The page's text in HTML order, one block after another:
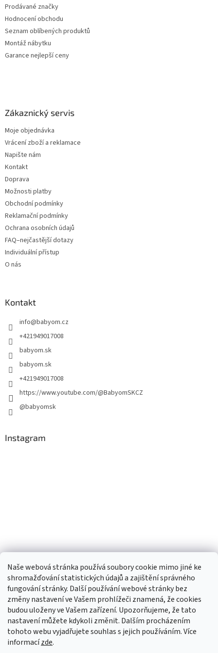
Naše webová stránka používá soubory cookie mimo jiné ke
shromažďování statistických údajů a zajištění správného
fungování stránky. Další používání webové stránky bez
změny nastavení ve Vašem prohlížeči znamená, že cookies
budou uloženy ve Vašem zařízení. Upozorňujeme, že tato
nastavení můžete kdykoli změnit. Dalším procházením
tohoto webu vyjadřujete souhlas s jejich používáním. Více
informacízde.
Prodávané značky
Hodnocení obchodu
Seznam oblíbených produktů
Montáž nábytku
Garance nejlepší ceny
Zákaznický servis
Moje objednávka
Vrácení zboží a reklamace
Napište nám
Kontakt
Doprava
Možnosti platby
Obchodní podmínky
Reklamační podmínky
Ochrana osobních údajů
FAQ–nejčastější dotazy
Individuální přístup
O nás
Kontakt
info@babyom.cz
+421949017008
babyom.sk
babyom.sk
+421949017008
https://www.youtube.com/@BabyomSKCZ
@babyomsk
Instagram
TIk Tok Instagram Facebook